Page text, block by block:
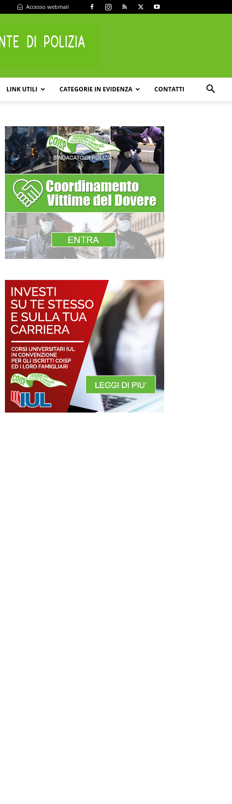
Accesso webmail
LINK UTILI CATEGORIE IN EVIDENZA CONTATTI